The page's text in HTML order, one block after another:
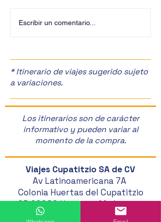
Escribir un comentario...
* Itinerario de viajes sugerido sujeto
a variaciones.
Los itinerarios son de carácter
informativo y pueden variar al
momento de la compra.
Viajes Cupatitzio SA de CV
Av Latinoamericana 7A
Colonia Huertas del Cupatitzio
CP 60080 Uruapan, Michoacán